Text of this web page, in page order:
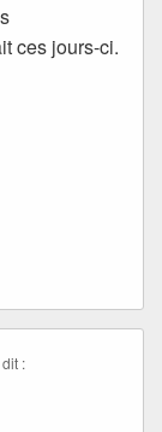
ces jours-ci.
: